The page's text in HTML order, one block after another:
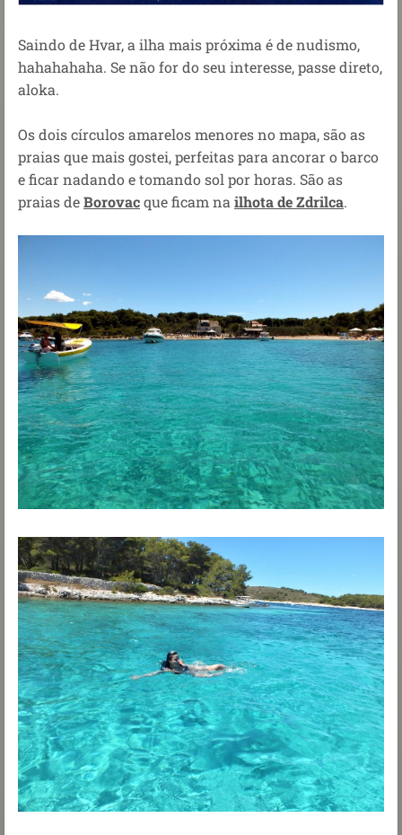
Saindo de Hvar, a ilha mais próxima é de nudismo,
hahahahaha. Se não for do seu interesse, passe direto,
aloka.
Os dois círculos amarelos menores no mapa, são as
praias que mais gostei, perfeitas para ancorar o barco
e ficar nadando e tomando sol por horas. São as
praias deBorovacque ficam na ilhota de Zdrilca.